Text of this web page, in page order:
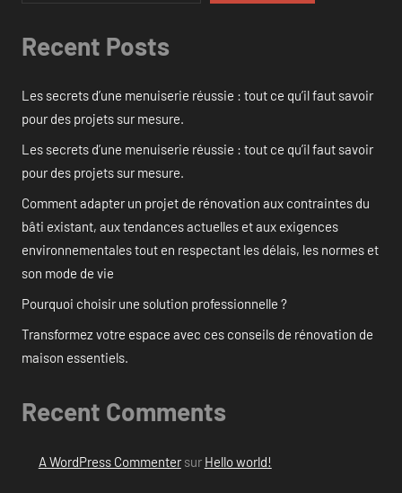
Recent Posts
Les secrets d’une menuiserie réussie : tout ce qu’il faut savoir
pour des projets sur mesure.
Les secrets d’une menuiserie réussie : tout ce qu’il faut savoir
pour des projets sur mesure.
Comment adapter un projet de rénovation aux contraintes du
bâti existant, aux tendances actuelles et aux exigences
environnementales tout en respectant les délais, les normes et
son mode de vie
Pourquoi choisir une solution professionnelle ?
Transformez votre espace avec ces conseils de rénovation de
maison essentiels.
Recent Comments
A WordPress Commentersur Hello world!